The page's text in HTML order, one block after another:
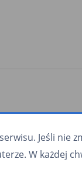
Jeśli nie
W każdej